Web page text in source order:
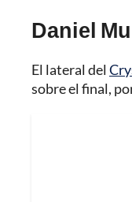
Daniel
El lateral del
sobre el final,